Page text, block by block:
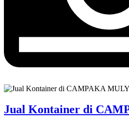
Jual Kontainer di